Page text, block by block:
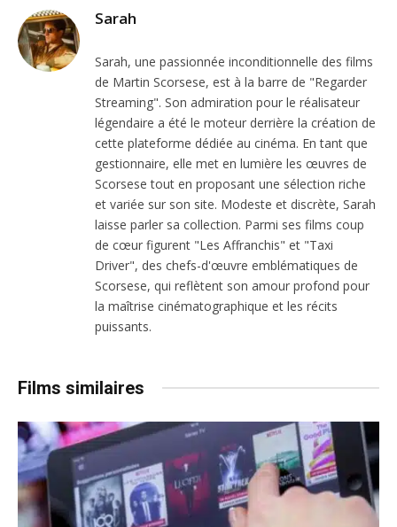
Sarah
Sarah, une passionnée inconditionnelle des films
de Martin Scorsese, est à la barre de "Regarder
Streaming". Son admiration pour le réalisateur
légendaire a été le moteur derrière la création de
cette plateforme dédiée au cinéma. En tant que
gestionnaire, elle met en lumière les œuvres de
Scorsese tout en proposant une sélection riche
et variée sur son site. Modeste et discrète, Sarah
laisse parler sa collection. Parmi ses films coup
de cœur figurent "Les Affranchis" et "Taxi
Driver", des chefs-d'œuvre emblématiques de
Scorsese, qui reflètent son amour profond pour
la maîtrise cinématographique et les récits
puissants.
Films similaires